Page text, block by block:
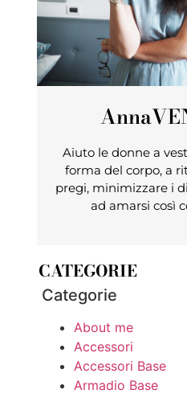
Anna
Aiuto le donne a
forma del corpo, a
pregi, minimizzare i
ad amarsi così
CATEGORIE
Categorie
About me
Accessori
Accessori Base
Armadio Base